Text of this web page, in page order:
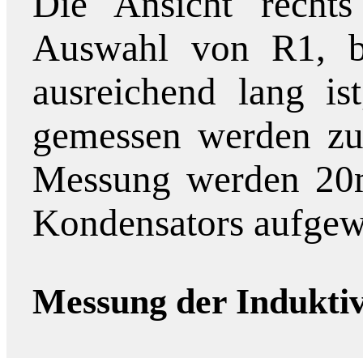
Auswahl von R1,
ausreichend lang
gemessen werden
Messung werden
Kondensators
Messung der